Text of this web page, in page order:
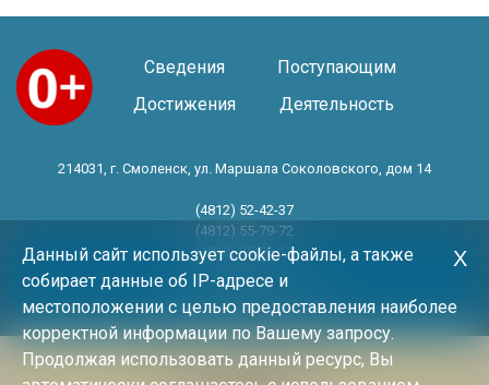
Сведения
Поступающим
Достижения
Деятельность
214031, г. Смоленск, ул. Маршала Соколовского, дом 14
(4812) 52-42-37
(4812) 55-79-72
(4812) 30-06-11
Год основания 1983 год
Политика конфиденциальности
Данный сайт использует cookie-файлы, а также
собирает данные об IP-адресе и
местоположении с целью предоставления наиболее
корректной информации по Вашему запросу.
Продолжая использовать данный ресурс, Вы
Х